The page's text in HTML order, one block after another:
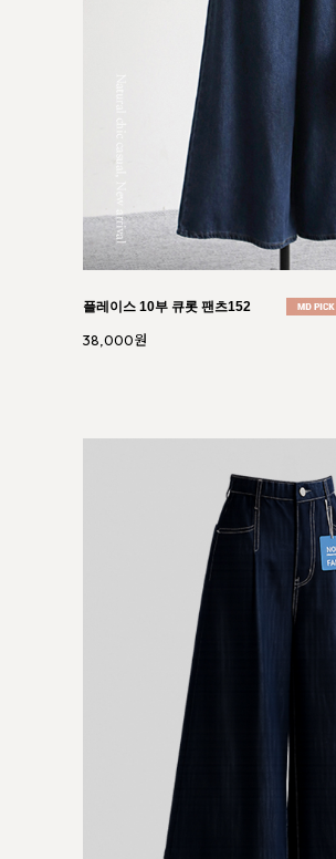
에르마 버튼 에이라인 스커트050
46,000원